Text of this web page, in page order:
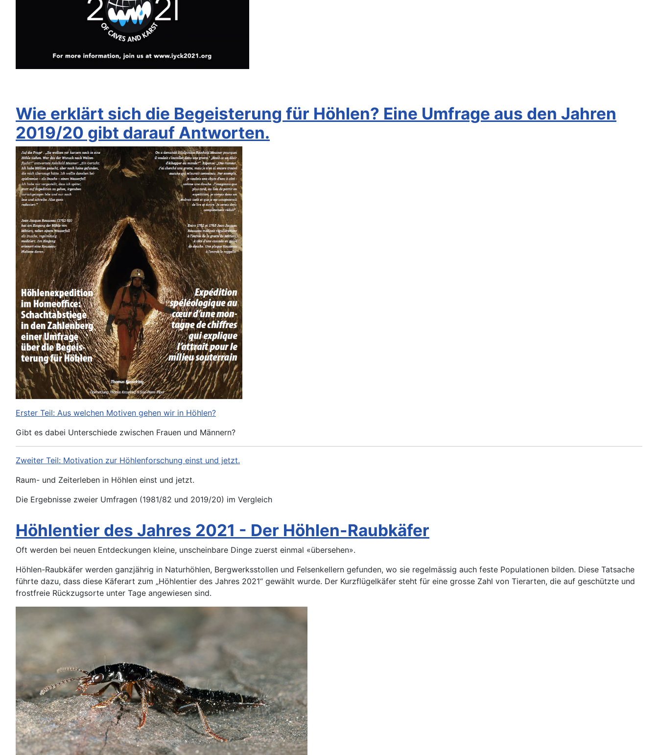
Wie erklärt sich die Begeisterung für Höhlen? Eine Umfrage aus den Jahren
2019/20 gibt darauf Antworten.
Erster Teil: Aus welchen Motiven gehen wir in Höhlen?
Gibt es dabei Unterschiede zwischen Frauen und Männern?
Zweiter Teil: Motivation zur Höhlenforschung einst und jetzt.
Raum- und Zeiterleben in Höhlen einst und jetzt.
Die Ergebnisse zweier Umfragen (1981/82 und 2019/20) im Vergleich
Höhlentier des Jahres 2021 - Der Höhlen-Raubkäfer
Oft werden bei neuen Entdeckungen kleine, unscheinbare Dinge zuerst einmal «übersehen».
Höhlen-Raubkäfer werden ganzjährig in Naturhöhlen, Bergwerksstollen und Felsenkellern gefunden, wo sie regelmässig auch feste Populationen bilden. Diese Tatsache
führte dazu, dass diese Käferart zum „Höhlentier des Jahres 2021“ gewählt wurde. Der Kurzflügelkäfer steht für eine grosse Zahl von Tierarten, die auf geschützte und
frostfreie Rückzugsorte unter Tage angewiesen sind.